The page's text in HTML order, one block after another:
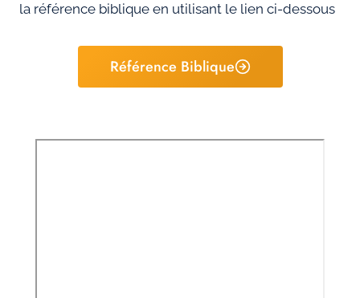
la référence biblique en utilisant le lien ci-dessous
Référence Biblique